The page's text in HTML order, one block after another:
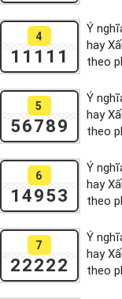
4
11111
Ý
hay
theo
5
56789
Ý
hay
theo
6
14953
Ý
hay
theo
7
22222
Ý
hay
theo